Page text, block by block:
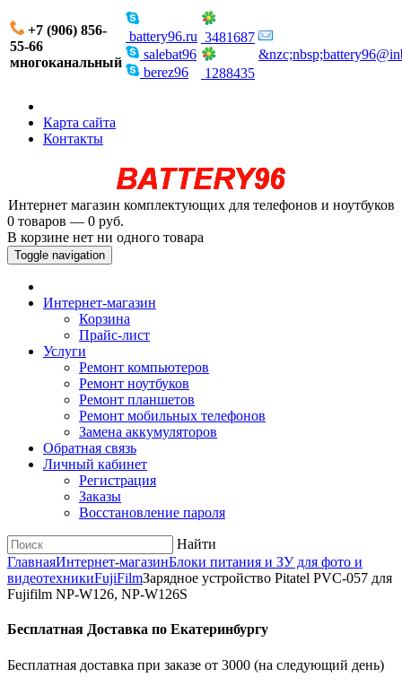
+7 (906) 856-
55-66
многоканальный
battery96.ru
salebat96
berez96
3481687
1288435
Карта сайта
Контакты
Интернет магазин комплектующих для телефонов и ноутбуков
0 товаров — 0 руб.
В корзине нет ни одного товара
Toggle navigation
Интернет-магазин
Корзина
Прайс-лист
Услуги
Ремонт компьютеров
Ремонт ноутбуков
Ремонт планшетов
Ремонт мобильных телефонов
Замена аккумуляторов
Обратная связь
Личный кабинет
Регистрация
Заказы
Восстановление пароля
Найти
ГлавнаяИнтернет-магазинБлоки питания и ЗУ для фото и
видеотехникиFujiFilmЗарядное устройство Pitatel PVC-057 для
Fujifilm NP-W126, NP-W126S
Бесплатная Доставка по Екатеринбургу
Бесплатная доставка при заказе от 3000 (на следующий день)